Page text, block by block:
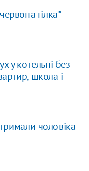
гілка"
у котельні без
школа і
чоловіка